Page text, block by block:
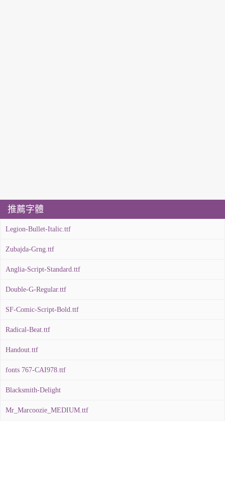
推薦字體
Legion-Bullet-Italic.ttf
Zubajda-Grng.ttf
Anglia-Script-Standard.ttf
Double-G-Regular.ttf
SF-Comic-Script-Bold.ttf
Radical-Beat.ttf
Handout.ttf
fonts 767-CAI978.ttf
Blacksmith-Delight
Mr_Marcoozie_MEDIUM.ttf